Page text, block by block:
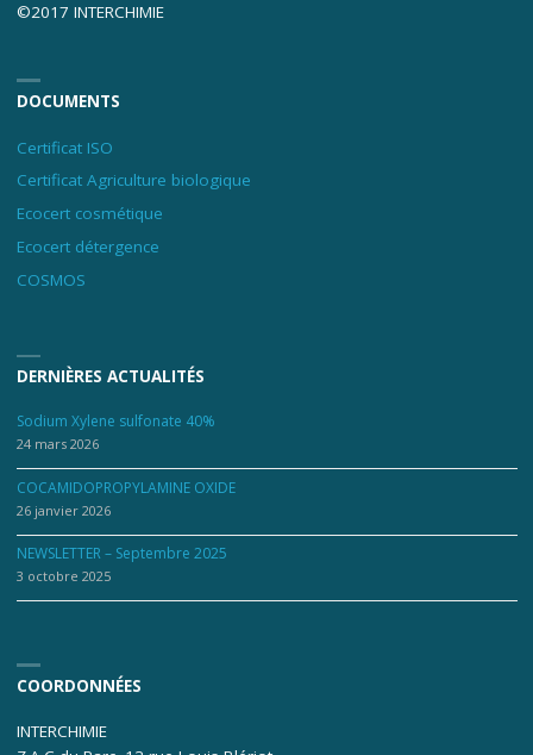
©2017 INTERCHIMIE
DOCUMENTS
Certificat ISO
Certificat Agriculture biologique
Ecocert cosmétique
Ecocert détergence
COSMOS
DERNIÈRES ACTUALITÉS
Sodium Xylene sulfonate 40%
24 mars 2026
COCAMIDOPROPYLAMINE OXIDE
26 janvier 2026
NEWSLETTER – Septembre 2025
3 octobre 2025
COORDONNÉES
INTERCHIMIE